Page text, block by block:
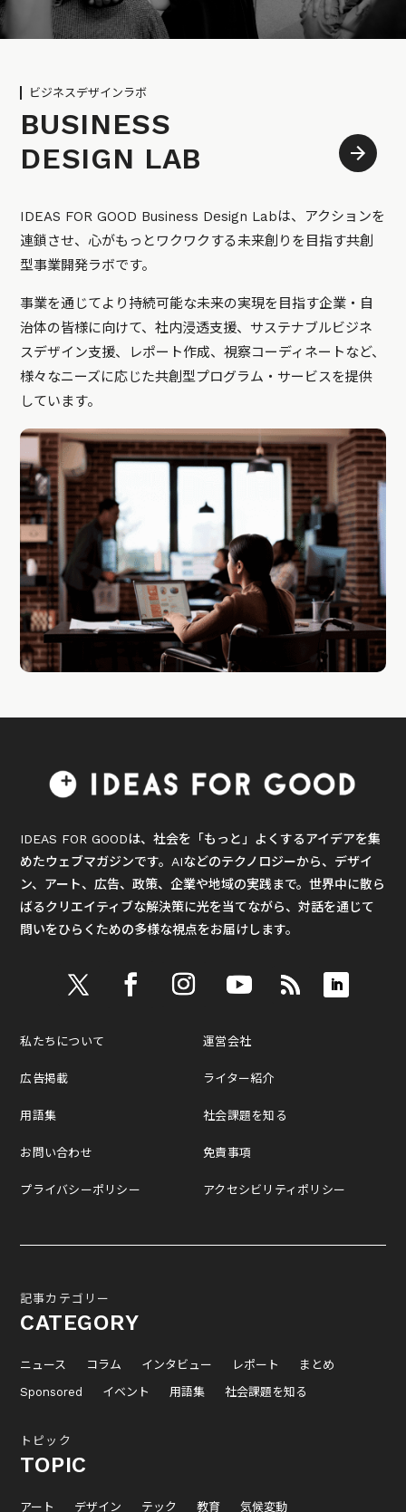
ビジネスデザインラボ
BUSINESS
DESIGN LAB
IDEAS FOR GOOD Business Design Labは、アクションを
連鎖させ、心がもっとワクワクする未来創りを目指す共創
型事業開発ラボです。
事業を通じてより持続可能な未来の実現を目指す企業・自
治体の皆様に向けて、社内浸透支援、サステナブルビジネ
スデザイン支援、レポート作成、視察コーディネートなど、
様々なニーズに応じた共創型プログラム・サービスを提供
しています。
IDEAS FOR GOODは、社会を「もっと」よくするアイデアを集
めたウェブマガジンです。AIなどのテクノロジーから、デザイ
ン、アート、広告、政策、企業や地域の実践まで。世界中に散ら
ばるクリエイティブな解決策に光を当てながら、対話を通じて
問いをひらくための多様な視点をお届けします。
私たちについて
広告掲載
用語集
お問い合わせ
プライバシーポリシー
運営会社
ライター紹介
社会課題を知る
免責事項
アクセシビリティポリシー
記事カテゴリー
CATEGORY
ニュース コラム インタビュー レポート
まとめ
Sponsored
イベント 用語集 社会課題を知る
トピック
TOPIC
アート デザイン テック 教育 気候変動